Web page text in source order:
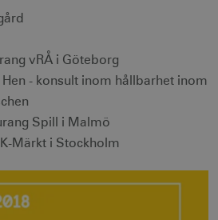
vRÅ i Göteborg
Hen - konsult inom hållbarhet inom
Spill i Malmö
Märkt i Stockholm